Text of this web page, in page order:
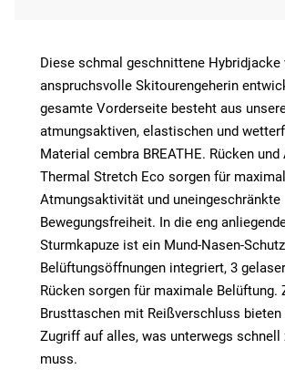
Diese schmal geschnittene Hybridjacke
anspruchsvolle Skitourengeherin
gesamte Vorderseite besteht aus
atmungsaktiven, elastischen und
Material cembra BREATHE. Rücken und
Thermal Stretch Eco sorgen für
Atmungsaktivität und uneingeschränkte
Bewegungsfreiheit. In die eng
Sturmkapuze ist ein Mund-Nasen-
Belüftungsöffnungen integriert, 3
Rücken sorgen für maximale Belüftung.
Brusttaschen mit Reißverschluss
Zugriff auf alles, was unterwegs schnell
muss.